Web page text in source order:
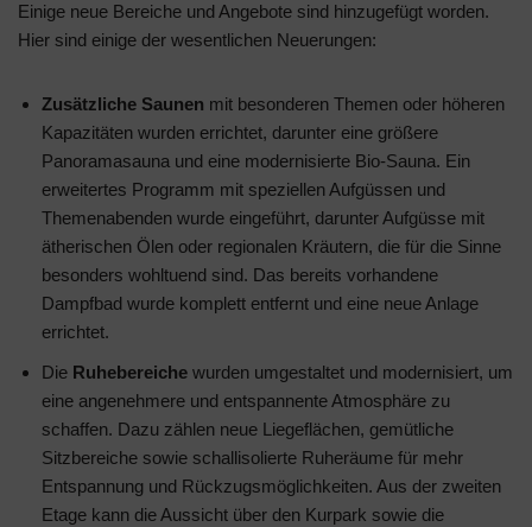
Einige neue Bereiche und Angebote sind hinzugefügt worden.
Hier sind einige der wesentlichen Neuerungen:
Zusätzliche Saunen mit besonderen Themen oder höheren
Kapazitäten wurden errichtet, darunter eine größere
Panoramasauna und eine modernisierte Bio-Sauna. Ein
erweitertes Programm mit speziellen Aufgüssen und
Themenabenden wurde eingeführt, darunter Aufgüsse mit
ätherischen Ölen oder regionalen Kräutern, die für die Sinne
besonders wohltuend sind. Das bereits vorhandene
Dampfbad wurde komplett entfernt und eine neue Anlage
errichtet.
Die Ruhebereiche wurden umgestaltet und modernisiert, um
eine angenehmere und entspannente Atmosphäre zu
schaffen. Dazu zählen neue Liegeflächen, gemütliche
Sitzbereiche sowie schallisolierte Ruheräume für mehr
Entspannung und Rückzugsmöglichkeiten. Aus der zweiten
Etage kann die Aussicht über den Kurpark sowie die